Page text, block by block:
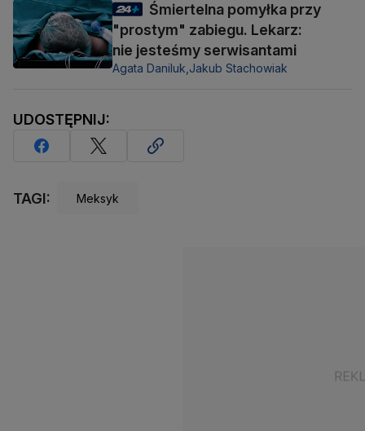
Śmiertelna pomyłka przy
"prostym" zabiegu. Lekarz:
nie jesteśmy serwisantami
Agata Daniluk, Jakub Stachowiak
UDOSTĘPNIJ:
TAGI: Meksyk